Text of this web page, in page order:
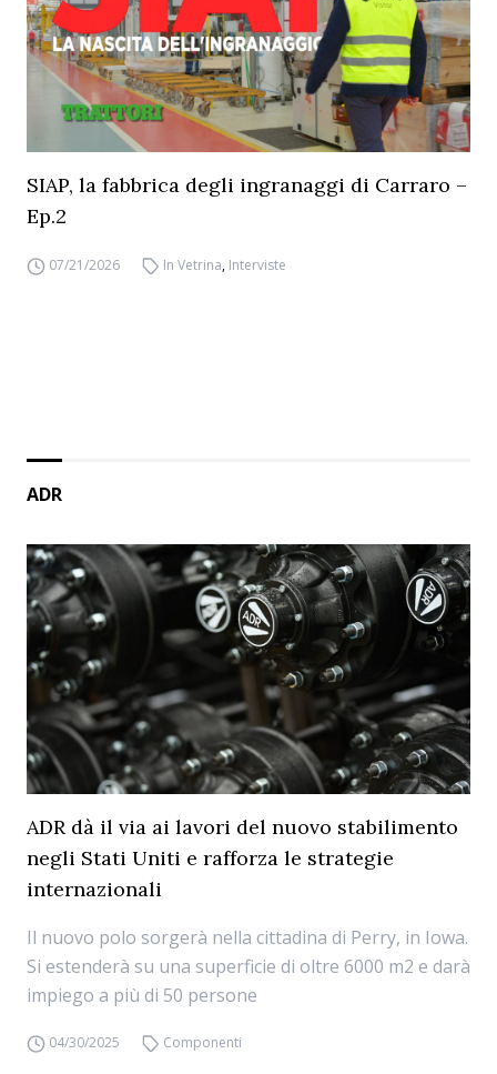
SIAP, la fabbrica degli ingranaggi di Carraro –
Ep.2
07/21/2026 In Vetrina, Interviste
ADR
ADR dà il via ai lavori del nuovo stabilimento
negli Stati Uniti e rafforza le strategie
internazionali
Il nuovo polo sorgerà nella cittadina di Perry, in Iowa.
Si estenderà su una superficie di oltre 6000 m2 e darà
impiego a più di 50 persone
04/30/2025 Componenti